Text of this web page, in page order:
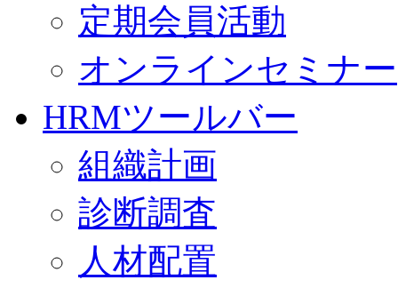
定期会員活動
オンラインセミナー
HRMツールバー
組織計画
診断調査
人材配置